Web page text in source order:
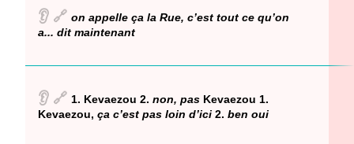
👂 🔗 on appelle ça la Rue, c’est tout ce qu’on
a... dit maintenant
👂 🔗 1. Kevaezou 2. non, pas Kevaezou 1.
Kevaezou, ça c’est pas loin d’ici 2. ben oui